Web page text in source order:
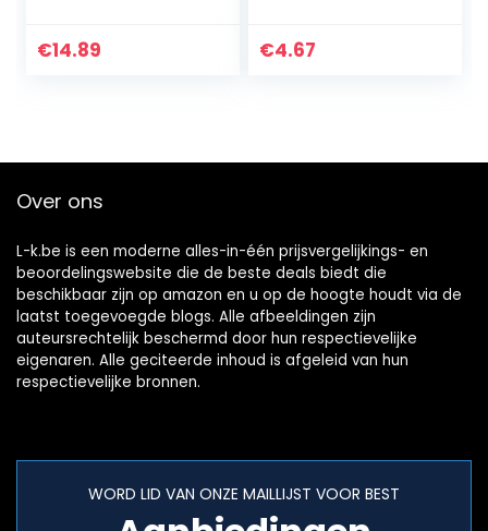
€14.89
navulverpakkingen
€4.67
Over ons
L-k.be is een moderne alles-in-één prijsvergelijkings- en
beoordelingswebsite die de beste deals biedt die
beschikbaar zijn op amazon en u op de hoogte houdt via de
laatst toegevoegde blogs. Alle afbeeldingen zijn
auteursrechtelijk beschermd door hun respectievelijke
eigenaren. Alle geciteerde inhoud is afgeleid van hun
respectievelijke bronnen.
WORD LID VAN ONZE MAILLIJST VOOR BEST